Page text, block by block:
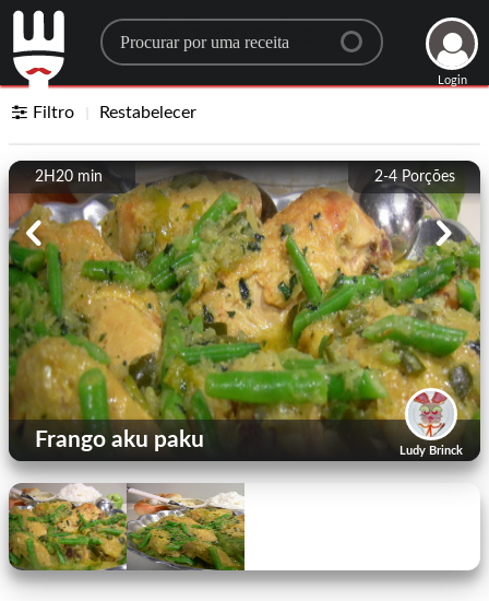
Search for a recipe
Login
Filtro Restabelecer
2-4 Porções
2H20 min
Ludy Brinck
Frango aku paku